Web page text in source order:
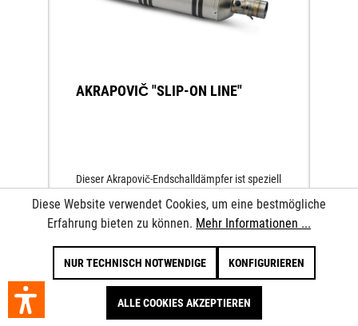
AKRAPOVIČ "SLIP-ON LINE"
Dieser Akrapovič-Endschalldämpfer ist speziell
für Endurofahrer konzipiert, die das beste auf
dem Zubehörmarkt erhältliche Auspuffsystem
suchen und eine optimale Leistungsentfaltung
nutzen wissen. Der sechseckige
Schalldämpfer ist perfekt auf die kantige
Linienführung der KTM abgestimmt. Mit
Geräuschreduzierungseinsatz. Montage mit
Originalkrümmer möglich. Bei
699,96 €*
Diese Website verwendet Cookies, um eine bestmögliche
Erfahrung bieten zu können. Mehr Informationen ...
NUR TECHNISCH NOTWENDIGE KONFIGURIEREN
ALLE COOKIES AKZEPTIEREN